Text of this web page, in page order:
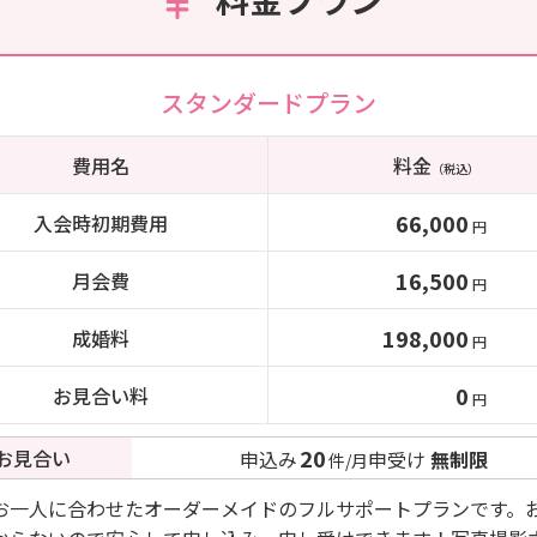
スタンダードプラン
費用名 料金（税込）
入会時初期費用 66,000 円
月会費 16,500 円
成婚料 198,000 円
お見合い料 0 円
見合い 申込み20件/月申受け 無制限
一人に合わせたオーダーメイドのフルサポートプランです。